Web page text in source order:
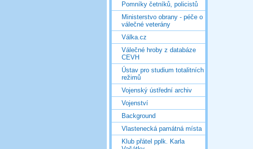
Pomníky četníků, policistů
Ministerstvo obrany - péče o
válečné veterány
Válka.cz
Válečné hroby z databáze
CEVH
Ústav pro studium totalitních
režimů
Vojenský ústřední archiv
Vojenství
Background
Vlastenecká památná místa
Klub přátel pplk. Karla